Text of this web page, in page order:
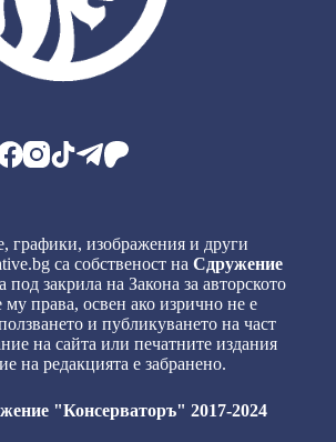
графики, изображения и други
са собственост наСдружение
под закрила на Закона за авторското
права, освен ако изрично не е
и публикуването на част
на сайта или печатните издания
на редакцията е забранено.
"Консерваторъ" 2017-2024